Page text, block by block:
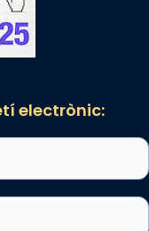
electrònic: